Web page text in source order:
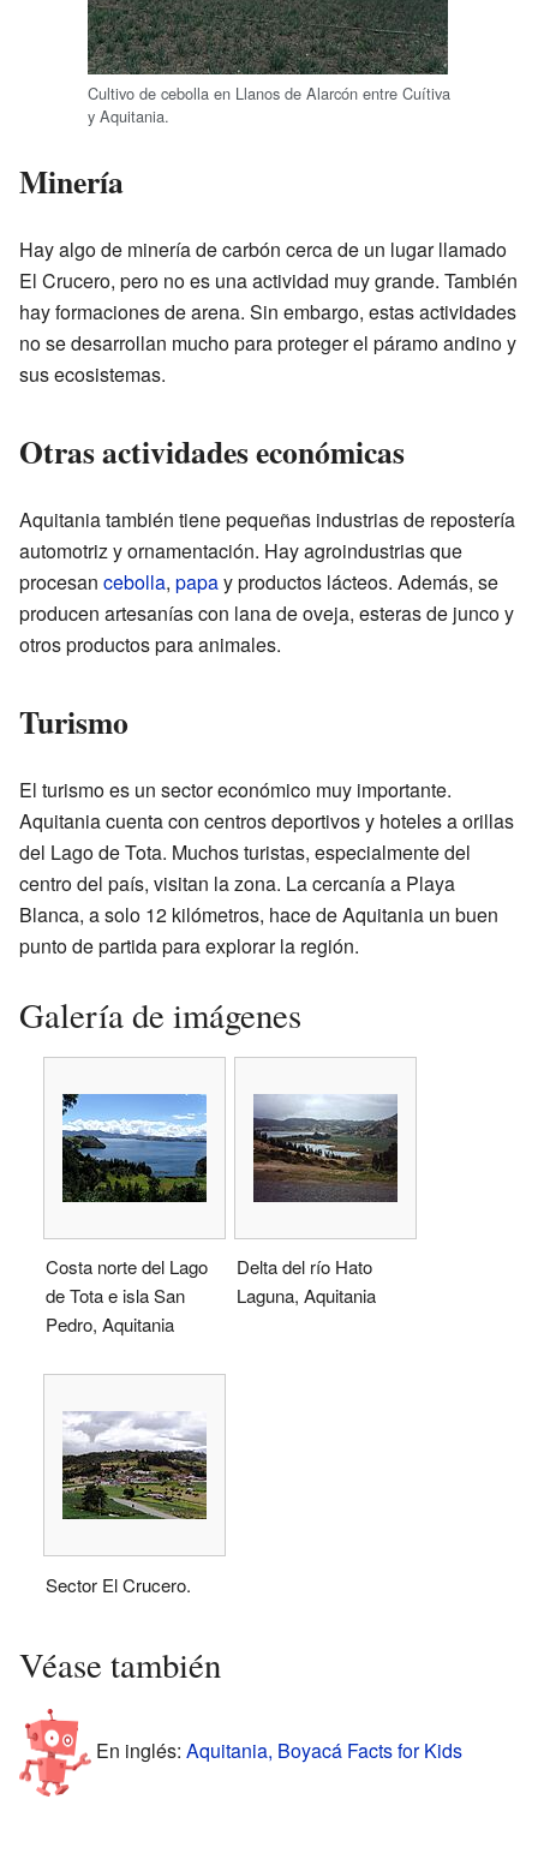
Cultivo de cebolla en Llanos de Alarcón entre Cuítiva
y Aquitania.
Minería
Hay algo de minería de carbón cerca de un lugar llamado
El Crucero, pero no es una actividad muy grande. También
hay formaciones de arena. Sin embargo, estas actividades
no se desarrollan mucho para proteger el páramo andino y
sus ecosistemas.
Otras actividades económicas
Aquitania también tiene pequeñas industrias de repostería
automotriz y ornamentación. Hay agroindustrias que
procesan cebolla, papay productos lácteos. Además, se
producen artesanías con lana de oveja, esteras de junco y
otros productos para animales.
Turismo
El turismo es un sector económico muy importante.
Aquitania cuenta con centros deportivos y hoteles a orillas
del Lago de Tota. Muchos turistas, especialmente del
centro del país, visitan la zona. La cercanía a Playa
Blanca, a solo 12 kilómetros, hace de Aquitania un buen
punto de partida para explorar la región.
Galería de imágenes
Costa norte del Lago
de Tota e isla San
Pedro, Aquitania
Delta del río Hato
Laguna, Aquitania
Sector El Crucero.
Véase también
En inglés: Aquitania, Boyacá Facts for Kids